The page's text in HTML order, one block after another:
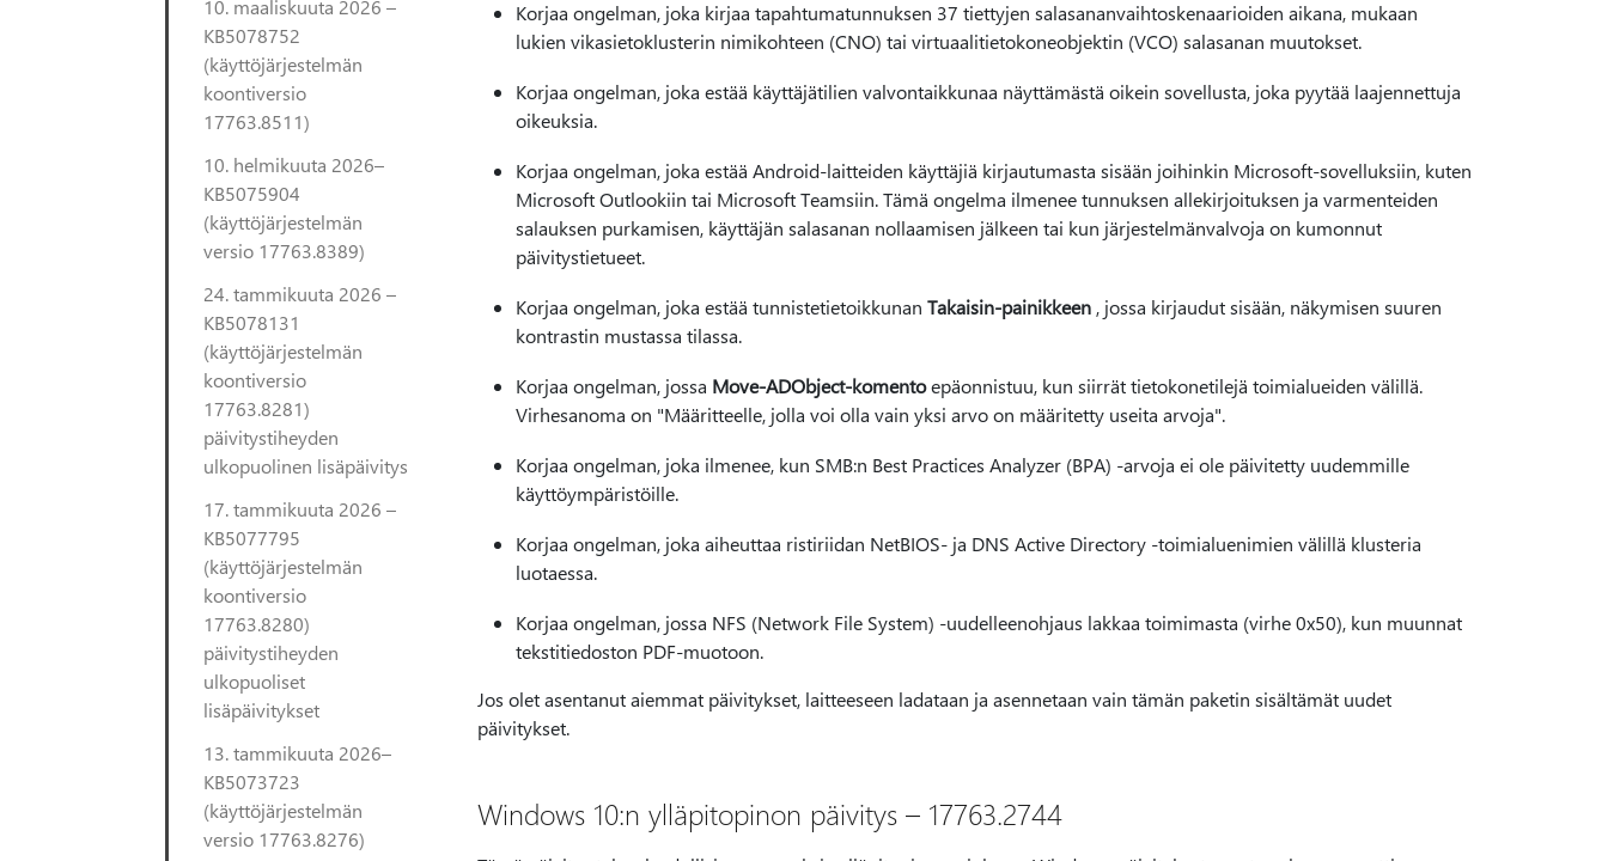
10. maaliskuuta 2026 –
KB5078752
(käyttöjärjestelmän
koontiversio
17763.8511)
10. helmikuuta 2026–
KB5075904
(käyttöjärjestelmän
versio 17763.8389)
24. tammikuuta 2026 –
KB5078131
(käyttöjärjestelmän
koontiversio
17763.8281)
päivitystiheyden
ulkopuolinen lisäpäivitys
17. tammikuuta 2026 –
KB5077795
(käyttöjärjestelmän
koontiversio
17763.8280)
päivitystiheyden
ulkopuoliset
lisäpäivitykset
13. tammikuuta 2026–
KB5073723
(käyttöjärjestelmän
versio 17763.8276)
Korjaa ongelman, joka kirjaa tapahtumatunnuksen 37 tiettyjen salasananvaihtoskenaarioiden aikana, mukaan
lukien vikasietoklusterin nimikohteen (CNO) tai virtuaalitietokoneobjektin (VCO) salasanan muutokset.
Korjaa ongelman, joka estää käyttäjätilien valvontaikkunaa näyttämästä oikein sovellusta, joka pyytää laajennettuja
oikeuksia.
Korjaa ongelman, joka estää Android-laitteiden käyttäjiä kirjautumasta sisään joihinkin Microsoft-sovelluksiin, kuten
Microsoft Outlookiin tai Microsoft Teamsiin. Tämä ongelma ilmenee tunnuksen allekirjoituksen ja varmenteiden
salauksen purkamisen, käyttäjän salasanan nollaamisen jälkeen tai kun järjestelmänvalvoja on kumonnut
päivitystietueet.
Korjaa ongelman, joka estää tunnistetietoikkunan Takaisin-painikkeen , jossa kirjaudut sisään, näkymisen suuren
kontrastin mustassa tilassa.
Korjaa ongelman, jossa Move-ADObject-komentoepäonnistuu, kun siirrät tietokonetilejä toimialueiden välillä.
Virhesanoma on "Määritteelle, jolla voi olla vain yksi arvo on määritetty useita arvoja".
Korjaa ongelman, joka ilmenee, kun SMB:n Best Practices Analyzer (BPA) -arvoja ei ole päivitetty uudemmille
käyttöympäristöille.
Korjaa ongelman, joka aiheuttaa ristiriidan NetBIOS- ja DNS Active Directory -toimialuenimien välillä klusteria
luotaessa.
Korjaa ongelman, jossa NFS (Network File System) -uudelleenohjaus lakkaa toimimasta (virhe 0x50), kun muunnat
tekstitiedoston PDF-muotoon.
Jos olet asentanut aiemmat päivitykset, laitteeseen ladataan ja asennetaan vain tämän paketin sisältämät uudet
päivitykset.
Windows 10:n ylläpitopinon päivitys – 17763.2744